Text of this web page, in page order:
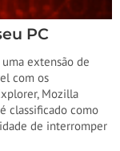
PC
extensão de
com os
Mozilla
classificado como
de interromper